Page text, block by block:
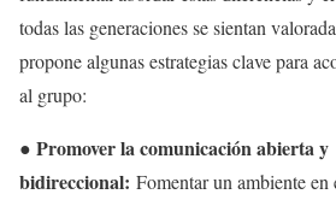
todas las generaciones se sientan
propone algunas estrategias clave para
al grupo:
● Promover la comunicación abierta y
bidireccional: Fomentar un ambiente